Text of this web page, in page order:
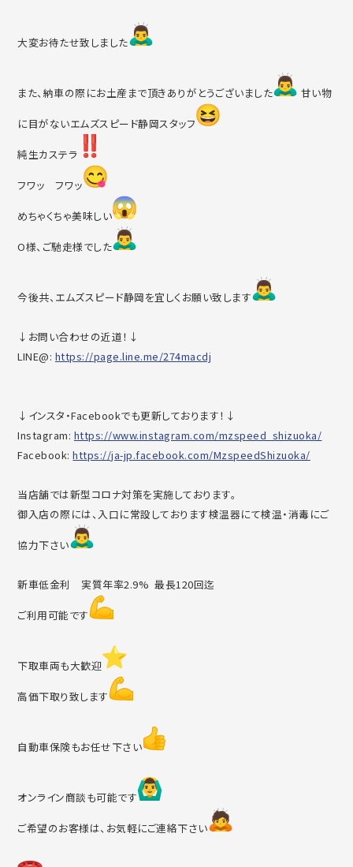
大変お待たせ致しました
また、納車の際にお土産まで頂きありがとうございました 甘い物
に目がないエムズスピード静岡スタッフ
純生カステラ
フワッ フワッ
めちゃくちゃ美味しい
O様、ご馳走様でした
今後共、エムズスピード静岡を宜しくお願い致します
↓お問い合わせの近道！↓
LINE@: https://page.line.me/274macdj
↓インスタ・Facebookでも更新しております！↓
Instagram: https://www.instagram.com/mzspeed_shizuoka/
Facebook:https://ja-jp.facebook.com/MzspeedShizuoka/
当店舗では新型コロナ対策を実施しております。
御入店の際には、入口に常設しております検温器にて検温・消毒にご
協力下さい
新車低金利 実質年率2.9% 最長120回迄
ご利用可能です
下取車両も大歓迎
高価下取り致します
自動車保険もお任せ下さい
オンライン商談も可能です
ご希望のお客様は、お気軽にご連絡下さい